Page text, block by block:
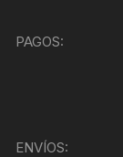
PAGOS:
ENVÍOS: